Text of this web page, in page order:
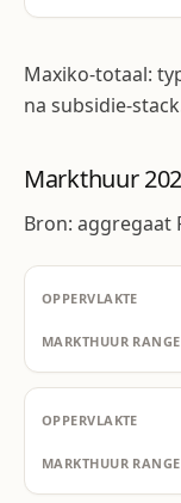
Maxiko-totaal:
na subsidie-
Markthuur
Bron: aggregaat